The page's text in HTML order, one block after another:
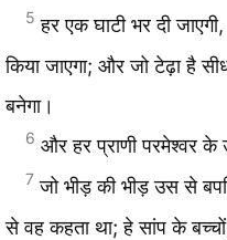
5 हर एक घाटी भर दी
किया जाएगा; और जो टेढ़ा है
बनेगा।
6 और हर प्राणी परमेश्वर के
7 जो भीड़ की भीड़ उस से
से वह कहता था; हे सांप के